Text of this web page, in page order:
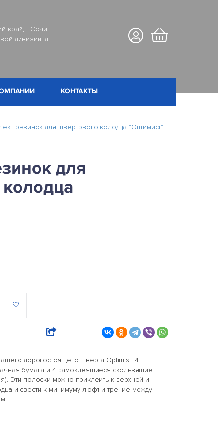
край, г.Сочи,
дивизии, д
КОНТАКТЫ
резинок для швертового колодца "Оптимист"
для
дорогостоящего шверта Optimist: 4
бумага и 4 самоклеящиеся скользящие
Эти полоски можно приклеить к верхней и
и свести к минимуму люфт и трение между